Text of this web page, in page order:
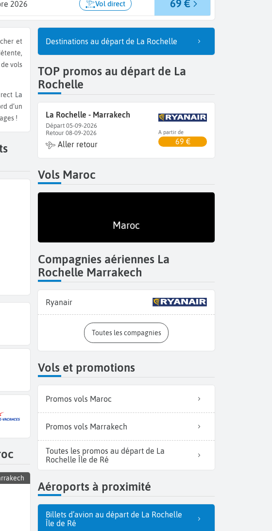
2026 Vol direct 69 €
et
vols
La
d’un
!
Destinations au départ de La Rochelle
TOP promos au départ de La
Rochelle
La Rochelle - Marrakech
Départ 05-09-2026
Retour 08-09-2026
Aller retour
A partir de
69 €
Vols Maroc
Maroc
Compagnies aériennes La
Rochelle Marrakech
Ryanair
Toutes les compagnies
Vols et promotions
Promos vols Maroc
Promos vols Marrakech
Toutes les promos au départ de La
Rochelle Île de Ré
Aéroports à proximité
Billets d’avion au départ de La Rochelle
Île de Ré